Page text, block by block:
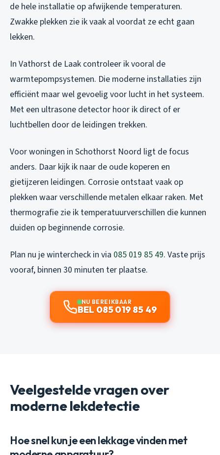
de hele installatie op afwijkende temperaturen.
Zwakke plekken zie ik vaak al voordat ze echt gaan
lekken.
In Vathorst de Laak controleer ik vooral de
warmtepompsystemen. Die moderne installaties zijn
efficiënt maar wel gevoelig voor lucht in het systeem.
Met een ultrasone detector hoor ik direct of er
luchtbellen door de leidingen trekken.
Voor woningen in Schothorst Noord ligt de focus
anders. Daar kijk ik naar de oude koperen en
gietijzeren leidingen. Corrosie ontstaat vaak op
plekken waar verschillende metalen elkaar raken. Met
thermografie zie ik temperatuurverschillen die kunnen
duiden op beginnende corrosie.
Plan nu je wintercheck in via 085 019 85 49. Vaste prijs
vooraf, binnen 30 minuten ter plaatse.
NU BEREIKBAAR
BEL 085 019 85 49
Veelgestelde vragen over
moderne lekdetectie
Hoe snel kun je een lekkage vinden met